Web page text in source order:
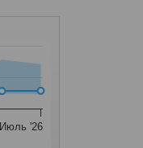
Июль '26